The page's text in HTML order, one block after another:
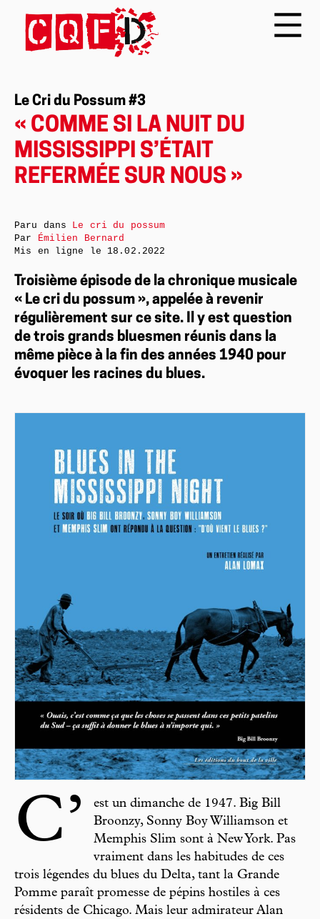
Le Cri du Possum #3
« COMME SI LA NUIT DU
MISSISSIPPI S’ÉTAIT
REFERMÉE SUR NOUS »
Troisième épisode de la chronique musicale
« Le cri du possum », appelée à revenir
régulièrement sur ce site. Il y est question
de trois grands bluesmen réunis dans la
même pièce à la fin des années 1940 pour
évoquer les racines du blues.
C’
est un dimanche de 1947. Big Bill
Broonzy, Sonny Boy Williamson et
Memphis Slim sont à New York. Pas
vraiment dans les habitudes de ces
trois légendes du blues du Delta, tant la Grande
Pomme paraît promesse de pépins hostiles à ces
résidents de Chicago. Mais leur admirateur Alan
Paru dans Le cri du possum
Par Émilien Bernard
Mis en ligne le 18.02.2022